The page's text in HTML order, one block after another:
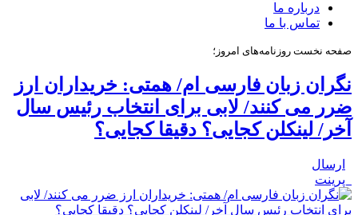
درباره ما
تماس با ما
صفحه نخست روزنامه‌های امروز؛
نگران زبان فارسی ام/ همتی: خریداران ارز
ضرر می کنند/ لابی برای انتخاب رئیس سال
آخر/ لینکلن کجایی؟ دقیقا کجایی؟
ارسال
پرینت